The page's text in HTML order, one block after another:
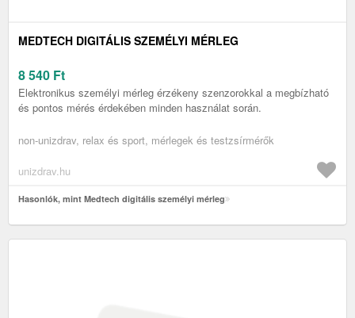
MEDTECH DIGITÁLIS SZEMÉLYI MÉRLEG
8 540 Ft
Elektronikus személyi mérleg érzékeny szenzorokkal a megbízható
és pontos mérés érdekében minden használat során.
non-unizdrav, relax és sport, mérlegek és testzsírmérők
unizdrav.hu
Hasonlók, mint Medtech digitális személyi mérleg